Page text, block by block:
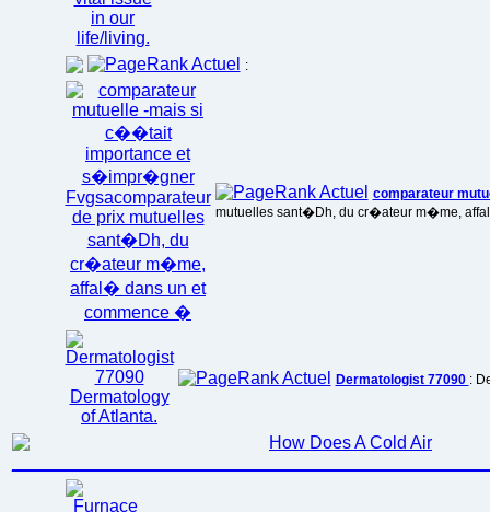
:
comparateur
mutuelles sant�Dh, du cr�ateur m�me,
Dermatologist 77090 :